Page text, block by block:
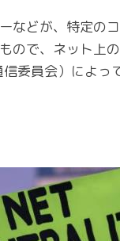
などが、特定の
ので、ネット上
委員会）によっ